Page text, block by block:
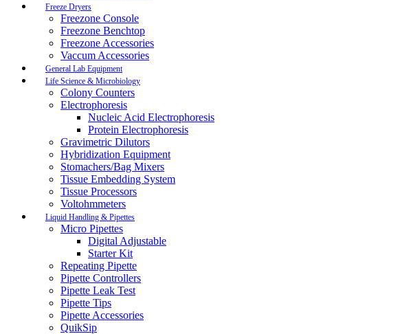
Freeze Dryers
Freezone Console
Freezone Benchtop
Freezone Accessories
Vaccum Accessories
General Lab Equipment
Life Science & Microbiology
Colony Counters
Electrophoresis
Nucleic Acid Electrophoresis
Protein Electrophoresis
Gravimetric Dilutors
Hybridization Equipment
Stomachers/Bag Mixers
Tissue Embedding System
Tissue Processors
Voltohmmeters
Liquid Handling & Pipettes
Micro Pipettes
Digital Adjustable
Starter Kit
Repeating Pipette
Pipette Controllers
Pipette Leak Test
Pipette Tips
Pipette Accessories
QuikSip